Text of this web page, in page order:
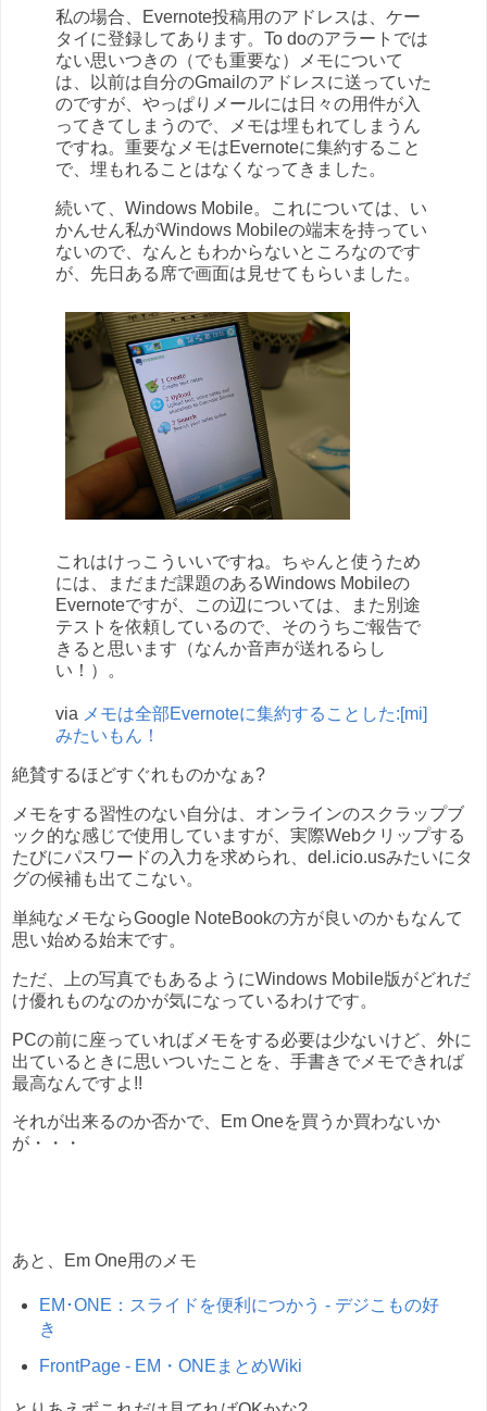
私の場合、Evernote投稿用のアドレスは、ケー
タイに登録してあります。To doのアラートでは
ない思いつきの（でも重要な）メモについて
は、以前は自分のGmailのアドレスに送っていた
のですが、やっぱりメールには日々の用件が入
ってきてしまうので、メモは埋もれてしまうん
ですね。重要なメモはEvernoteに集約すること
で、埋もれることはなくなってきました。
続いて、Windows Mobile。これについては、い
かんせん私がWindows Mobileの端末を持ってい
ないので、なんともわからないところなのです
が、先日ある席で画面は見せてもらいました。
これはけっこういいですね。ちゃんと使うため
には、まだまだ課題のあるWindows Mobileの
Evernoteですが、この辺については、また別途
テストを依頼しているので、そのうちご報告で
きると思います（なんか音声が送れるらし
い！）。
via メモは全部Evernoteに集約することした:[mi]
みたいもん！
絶賛するほどすぐれものかなぁ?
メモをする習性のない自分は、オンラインのスクラップブ
ック的な感じで使用していますが、実際Webクリップする
たびにパスワードの入力を求められ、del.icio.usみたいにタ
グの候補も出てこない。
単純なメモならGoogle NoteBookの方が良いのかもなんて
思い始める始末です。
ただ、上の写真でもあるようにWindows Mobile版がどれだ
け優れものなのかが気になっているわけです。
PCの前に座っていればメモをする必要は少ないけど、外に
出ているときに思いついたことを、手書きでメモできれば
最高なんですよ!!
それが出来るのか否かで、Em Oneを買うか買わないか
が・・・
あと、Em One用のメモ
EM･ONE：スライドを便利につかう - デジこもの好
き
FrontPage - EM・ONEまとめWiki